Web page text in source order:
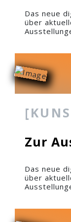
Das neue
über
Zur
Das neue
über